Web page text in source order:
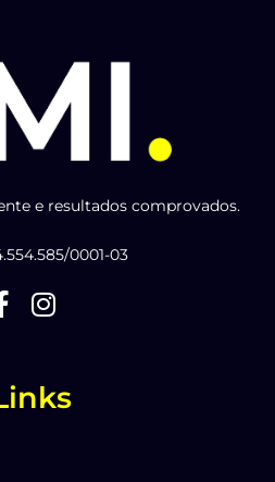
e resultados comprovados.
0001-03